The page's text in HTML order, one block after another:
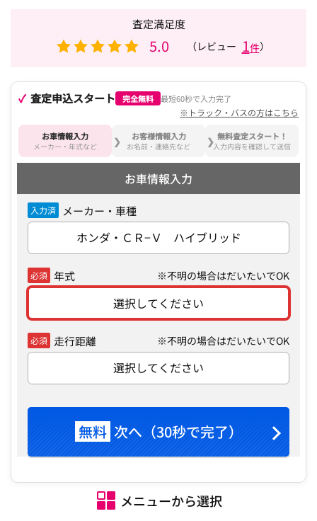
査定満足度
5.0 （レビュー 1件）
査定申込スタート 完全無料 最短60秒で入力完了
※トラック・バスの方はこちら
お車情報入力
メーカー・年式など
お客様情報入力
お名前・連絡先など
無料査定スタート！
入力内容を確認して送信
お車情報入力
入力済 メーカー・車種
ホンダ・ＣＲ−Ｖ ハイブリッド
必須 年式 ※不明の場合はだいたいでOK
選択してください
必須 走行距離 ※不明の場合はだいたいでOK
選択してください
無料 次へ（30秒で完了）
メニューから選択